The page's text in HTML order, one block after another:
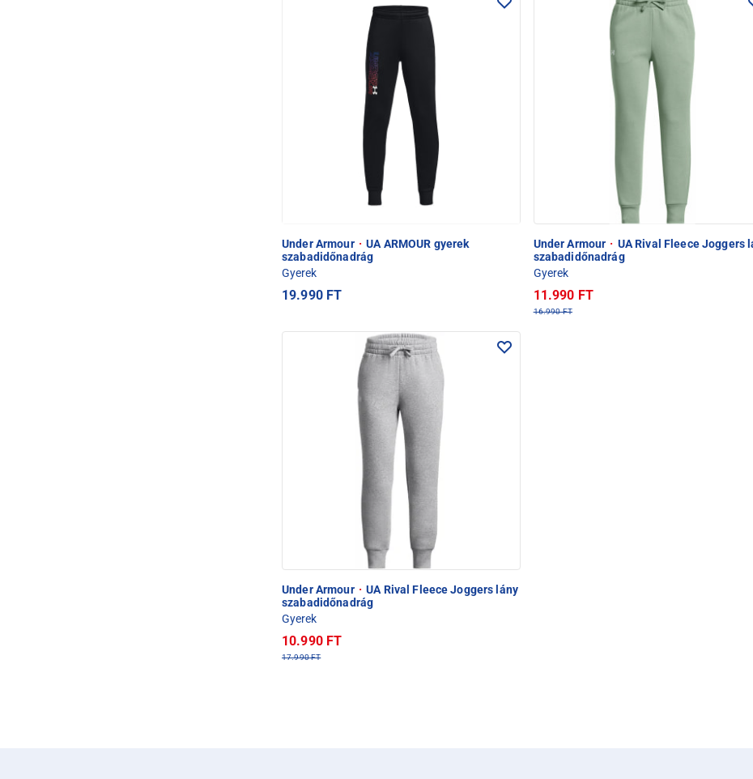
Under Armour · UA ARMOUR gyerek
szabadidőnadrág
Gyerek
19.990 FT
Under Armour · UA Rival Fleece Joggers
szabadidőnadrág
Gyerek
11.990 FT
16.990 FT
Under Armour · UA Rival Fleece Joggers lány
szabadidőnadrág
Gyerek
10.990 FT
17.990 FT